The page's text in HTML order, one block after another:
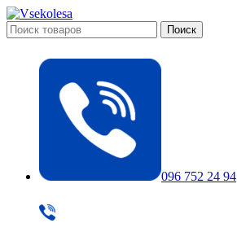
Поиск
096 752 24 94